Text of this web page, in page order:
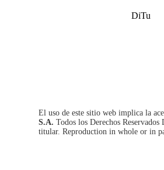
DiTu
El uso de este sitio web implica la
S.A. Todos los Derechos
titular. Reproduction in whole or in